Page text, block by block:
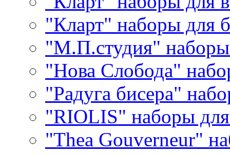
"Кларт" наборы для
"М.П.студия"
"Нова Слобода"
"Радуга бисера"
"RIOLIS" наборы
"Thea Gouverneur"